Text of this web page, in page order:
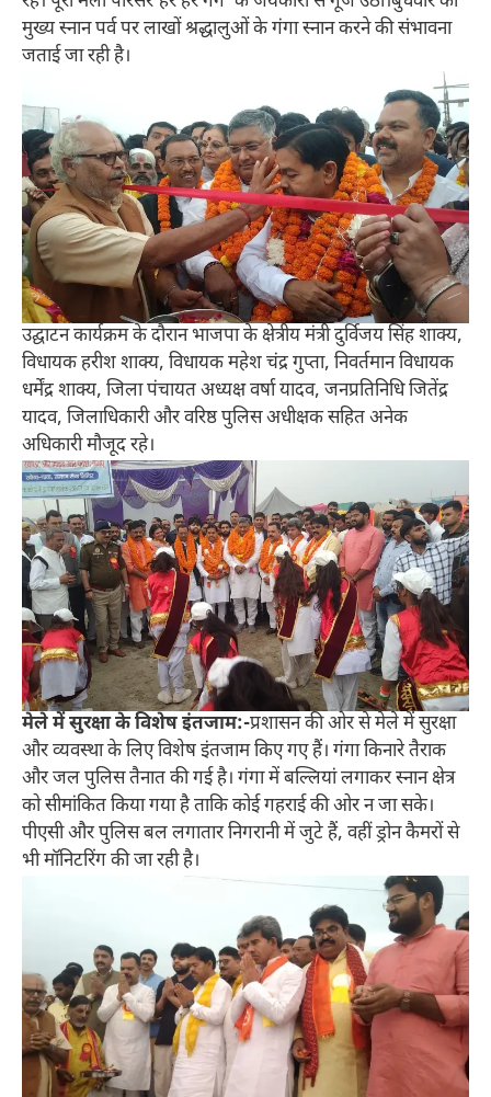
मुख्य स्नान पर्व पर लाखों श्रद्धालुओं के गंगा स्नान करने की संभावना
जताई जा रही है।
उद्घाटन कार्यक्रम के दौरान भाजपा के क्षेत्रीय मंत्री दुर्विजय सिंह शाक्य,
विधायक हरीश शाक्य, विधायक महेश चंद्र गुप्ता, निवर्तमान विधायक
धर्मेंद्र शाक्य, जिला पंचायत अध्यक्ष वर्षा यादव, जनप्रतिनिधि जितेंद्र
यादव, जिलाधिकारी और वरिष्ठ पुलिस अधीक्षक सहित अनेक
अधिकारी मौजूद रहे।
मेले में सुरक्षा के विशेष इंतजाम:-प्रशासन की ओर से मेले में सुरक्षा
और व्यवस्था के लिए विशेष इंतजाम किए गए हैं। गंगा किनारे तैराक
और जल पुलिस तैनात की गई है। गंगा में बल्लियां लगाकर स्नान क्षेत्र
को सीमांकित किया गया है ताकि कोई गहराई की ओर न जा सके।
पीएसी और पुलिस बल लगातार निगरानी में जुटे हैं, वहीं ड्रोन कैमरों से
भी मॉनिटरिंग की जा रही है।